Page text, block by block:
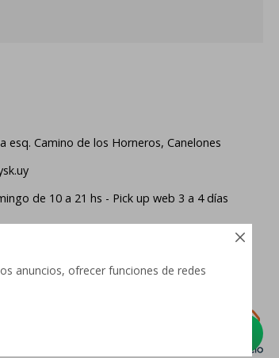

anuncios, ofrecer funciones de redes
esq. Camino de los Horneros, Canelones
de 10 a 21 hs - Pick up web 3 a 4 días